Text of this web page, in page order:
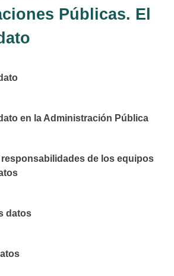
Públicas. El
en la Administración Pública
de los equipos
datos